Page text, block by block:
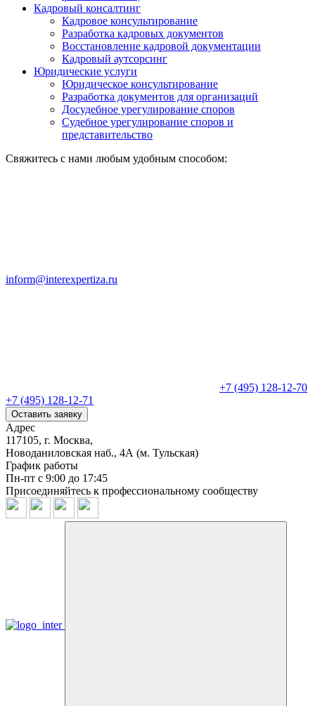
Кадровый консалтинг
Кадровое консультирование
Разработка кадровых документов
Восстановление кадровой документации
Кадровый аутсорсинг
Юридические услуги
Юридическое консультирование
Разработка документов для организаций
Досудебное урегулирование споров
Судебное урегулирование споров и
представительство
Свяжитесь с нами любым удобным способом:
inform@interexpertiza.ru
+7 (495) 128-12-70
+7 (495) 128-12-71
Оставить заявку
Адрес
117105, г. Москва,
Новоданиловская наб., 4А (м. Тульская)
График работы
Пн-пт с 9:00 до 17:45
Присоединяйтесь к профессиональному сообществу